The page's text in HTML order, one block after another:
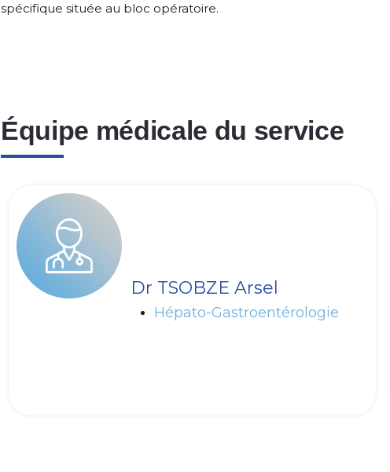
spécifique située au bloc opératoire.
Équipe médicale du service
Dr TSOBZE Arsel
Hépato-Gastroentérologie